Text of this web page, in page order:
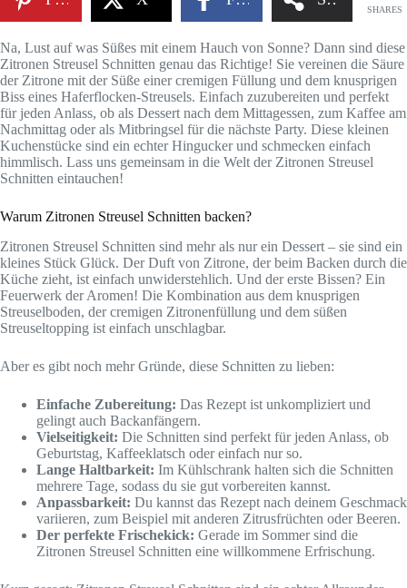
SHARES
Na, Lust auf was Süßes mit einem Hauch von Sonne? Dann sind diese
Zitronen Streusel Schnitten genau das Richtige! Sie vereinen die Säure
der Zitrone mit der Süße einer cremigen Füllung und dem knusprigen
Biss eines Haferflocken-Streusels. Einfach zuzubereiten und perfekt
für jeden Anlass, ob als Dessert nach dem Mittagessen, zum Kaffee am
Nachmittag oder als Mitbringsel für die nächste Party. Diese kleinen
Kuchenstücke sind ein echter Hingucker und schmecken einfach
himmlisch. Lass uns gemeinsam in die Welt der Zitronen Streusel
Schnitten eintauchen!
Warum Zitronen Streusel Schnitten backen?
Zitronen Streusel Schnitten sind mehr als nur ein Dessert – sie sind ein
kleines Stück Glück. Der Duft von Zitrone, der beim Backen durch die
Küche zieht, ist einfach unwiderstehlich. Und der erste Bissen? Ein
Feuerwerk der Aromen! Die Kombination aus dem knusprigen
Streuselboden, der cremigen Zitronenfüllung und dem süßen
Streuseltopping ist einfach unschlagbar.
Aber es gibt noch mehr Gründe, diese Schnitten zu lieben:
Einfache Zubereitung: Das Rezept ist unkompliziert und
gelingt auch Backanfängern.
Vielseitigkeit: Die Schnitten sind perfekt für jeden Anlass, ob
Geburtstag, Kaffeeklatsch oder einfach nur so.
Lange Haltbarkeit: Im Kühlschrank halten sich die Schnitten
mehrere Tage, sodass du sie gut vorbereiten kannst.
Anpassbarkeit: Du kannst das Rezept nach deinem Geschmack
variieren, zum Beispiel mit anderen Zitrusfrüchten oder Beeren.
Der perfekte Frischekick: Gerade im Sommer sind die
Zitronen Streusel Schnitten eine willkommene Erfrischung.